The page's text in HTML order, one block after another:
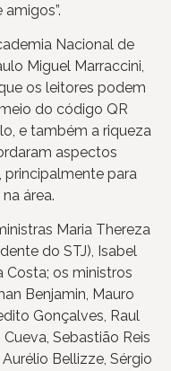
Nacional de
Miguel Marraccini,
os leitores podem
do código QR
e também a riqueza
aspectos
principalmente para
área.
Maria Thereza
do STJ), Isabel
Costa; os ministros
Benjamin, Mauro
Gonçalves, Raul
Sebastião Reis
Bellizze, Sérgio